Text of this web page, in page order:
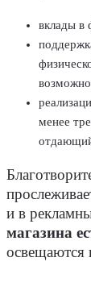
вклады в
менее
и в
магазина
освещаются